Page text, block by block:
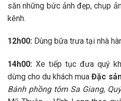
săn những bức ảnh đẹp, chụp
kênh.
12h00: Dùng bữa trưa tại nhà
14h00: Xe tiếp tục đưa quý
dừng cho du khách muaĐặc
Bánh phồng tôm Sa Giang,